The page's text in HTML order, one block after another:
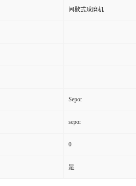
间歇式球磨机
Sepor
sepor
0
是